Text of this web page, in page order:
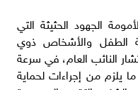
الجهود الحثيثة التي
الطفل والأشخاص ذوي
النائب العام، في سرعة
يلزم من إجراءات لحماية